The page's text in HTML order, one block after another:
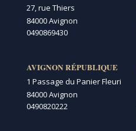
27, rue Thiers
84000 Avignon
0490869430
AVIGNON RÉPUBLIQUE
1 Passage du Panier Fleuri
84000 Avignon
0490820222